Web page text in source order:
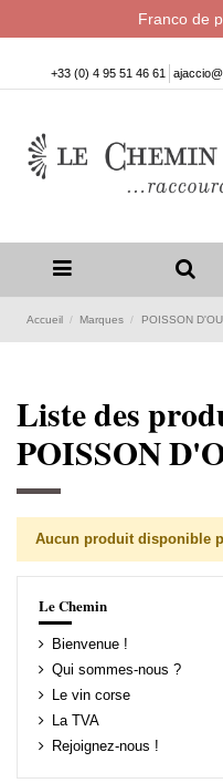
Franco de
+33 (0) 4 95 51 46 61
Accueil Marques POISSON
Liste des
POISSON
Aucun produit disponible
Le Chemin
Bienvenue !
Qui sommes-nous ?
Le vin corse
La TVA
Rejoignez-nous !